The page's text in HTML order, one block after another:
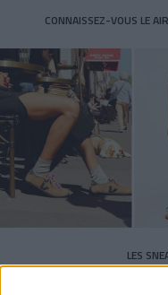
CONNAISSEZ-VOUS LE
LES